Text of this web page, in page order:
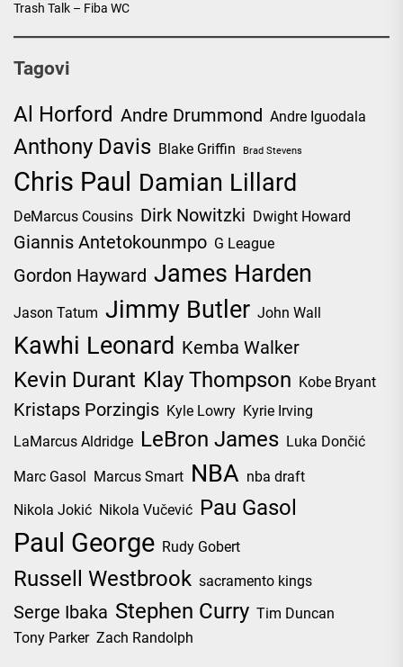
Trash Talk – Fiba WC
Tagovi
Al Horford Andre Drummond Andre Iguodala
Anthony Davis Blake Griffin Brad Stevens
Chris Paul Damian Lillard
DeMarcus Cousins Dirk Nowitzki Dwight Howard
Giannis Antetokounmpo G League
Gordon Hayward James Harden
Jason Tatum Jimmy Butler John Wall
Kawhi Leonard Kemba Walker
Kevin Durant Klay Thompson Kobe Bryant
Kristaps Porzingis Kyle Lowry Kyrie Irving
LaMarcus Aldridge LeBron James Luka Dončić
Marc Gasol Marcus Smart NBA nba draft
Nikola Jokić Nikola Vučević Pau Gasol
Paul George Rudy Gobert
Russell Westbrook sacramento kings
Serge Ibaka Stephen Curry Tim Duncan
Tony Parker Zach Randolph